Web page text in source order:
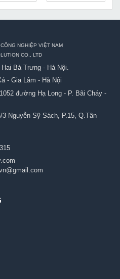
NGHIỆP VIỆT NAM
CO., LTD
Bà Trưng - Hà Nội.
- Gia Lâm - Hà Nội
đường Hạ Long - P. Bãi Cháy -
Nguyễn Sỹ Sách, P.15, Q.Tân